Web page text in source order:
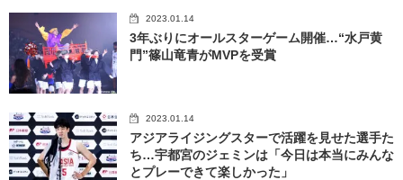
2023.01.14
3年ぶりにオールスターゲーム開催…“水戸黄
門”篠山竜青がMVPを受賞
2023.01.14
アジアライジングスターで活躍を見せた選手た
ち…宇都宮のジェミンは「今日は本当にみんな
とプレーできて楽しかった」